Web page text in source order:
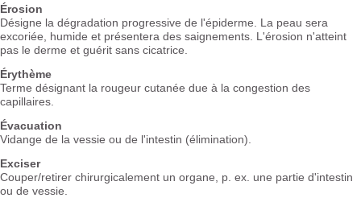
Érosion
Désigne la dégradation progressive de l'épiderme. La peau sera
excoriée, humide et présentera des saignements. L'érosion n'atteint
pas le derme et guérit sans cicatrice.
Érythème
Terme désignant la rougeur cutanée due à la congestion des
capillaires.
Évacuation
Vidange de la vessie ou de l'intestin (élimination).
Exciser
Couper/retirer chirurgicalement un organe, p. ex. une partie d'intestin
ou de vessie.